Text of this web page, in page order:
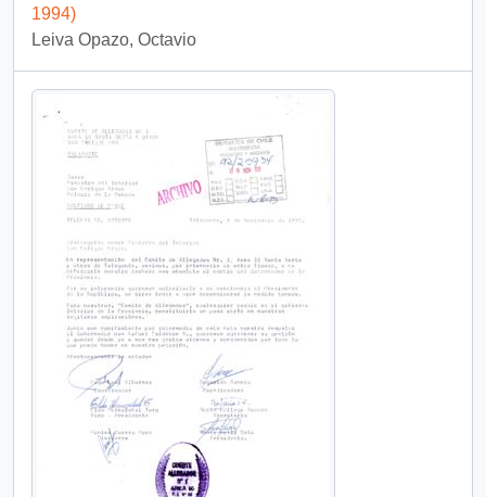
1994)
Leiva Opazo, Octavio